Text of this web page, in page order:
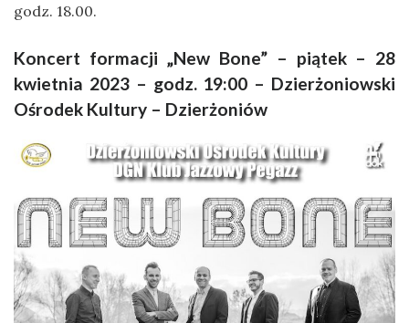
godz. 18.00.
Koncert formacji „New Bone” – piątek – 28
kwietnia 2023 – godz. 19:00 – Dzierżoniowski
Ośrodek Kultury – Dzierżoniów